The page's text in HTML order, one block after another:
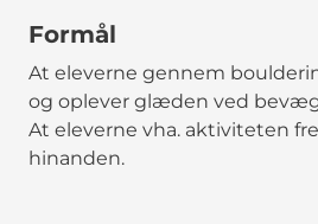
Formål
At eleverne gennem
og oplever glæden ved
At eleverne vha. aktiviteten
hinanden.